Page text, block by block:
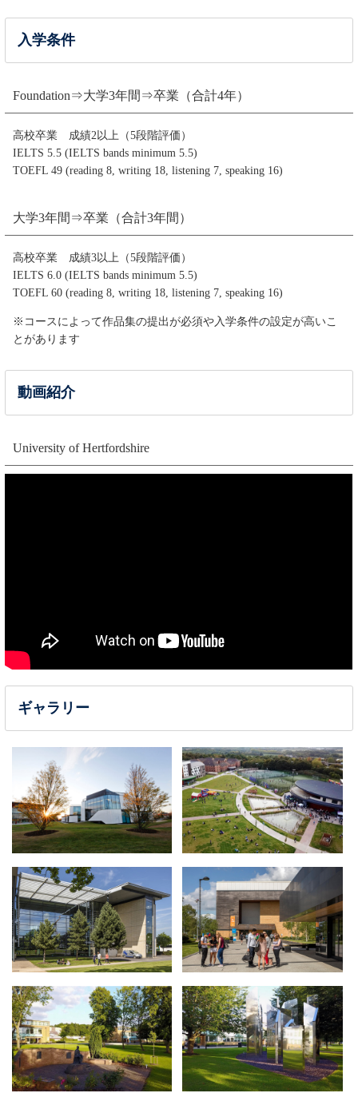
入学条件
Foundation⇒大学3年間⇒卒業（合計4年）
高校卒業 成績2以上（5段階評価）
IELTS 5.5 (IELTS bands minimum 5.5)
TOEFL 49 (reading 8, writing 18, listening 7, speaking 16)
大学3年間⇒卒業（合計3年間）
高校卒業 成績3以上（5段階評価）
IELTS 6.0 (IELTS bands minimum 5.5)
TOEFL 60 (reading 8, writing 18, listening 7, speaking 16)
※コースによって作品集の提出が必須や入学条件の設定が高いこ
とがあります
動画紹介
University of Hertfordshire
ギャラリー